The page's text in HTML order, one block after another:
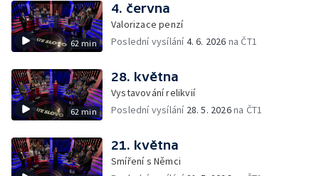
62 min
4. června
Valorizace penzí
Poslední vysílání4. 6. 2026 na ČT1
62 min
28. května
Vystavování relikvií
Poslední vysílání 28. 5. 2026na ČT1
21. května
Smíření s Němci